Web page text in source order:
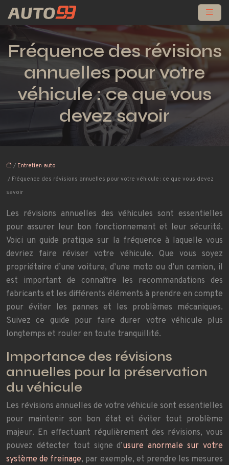
Fréquence des révisions
annuelles pour votre
véhicule : ce que vous
devez savoir
/ Entretien auto
/ Fréquence des révisions annuelles pour votre véhicule : ce que vous devez
savoir
Les révisions annuelles des véhicules sont essentielles
pour assurer leur bon fonctionnement et leur sécurité.
Voici un guide pratique sur la fréquence à laquelle vous
devriez faire réviser votre véhicule. Que vous soyez
propriétaire d’une voiture, d’une moto ou d’un camion, il
est important de connaître les recommandations des
fabricants et les différents éléments à prendre en compte
pour éviter les pannes et les problèmes mécaniques.
Suivez ce guide pour faire durer votre véhicule plus
longtemps et rouler en toute tranquillité.
Importance des révisions
annuelles pour la préservation
du véhicule
Les révisions annuelles de votre véhicule sont essentielles
pour maintenir son bon état et éviter tout problème
majeur. En effectuant régulièrement des révisions, vous
pouvez détecter tout signe d’usure anormale sur votre
système de freinage, par exemple, et prendre les mesures